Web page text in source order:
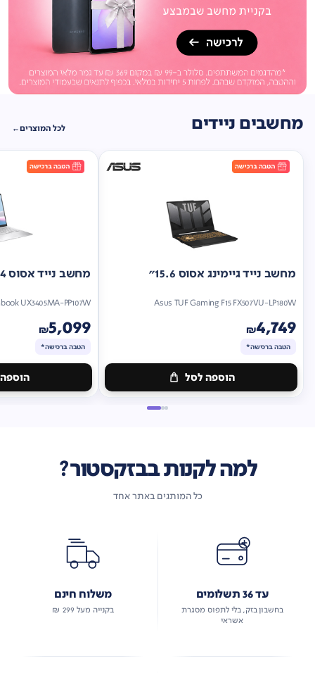
מחשבים ניידים לכל המוצרים
מחשב נייד גיימינג אסוס 15.6"
Asus TUF Gaming F15 FX507VU-LP180W
₪4,749
הטבה ברכישה*
הוספה לסל
מחשב נייד אסוס 14"
UX3405MA-PP107W
₪5,099
הטבה ברכישה*
למה לקנות בבזקסטור?
כל המותגים באתר אחד
עד 36 תשלומים
בחשבון בזק, בלי לתפוס מסגרת
אשראי
משלוח חינם
בקנייה מעל 299 ₪